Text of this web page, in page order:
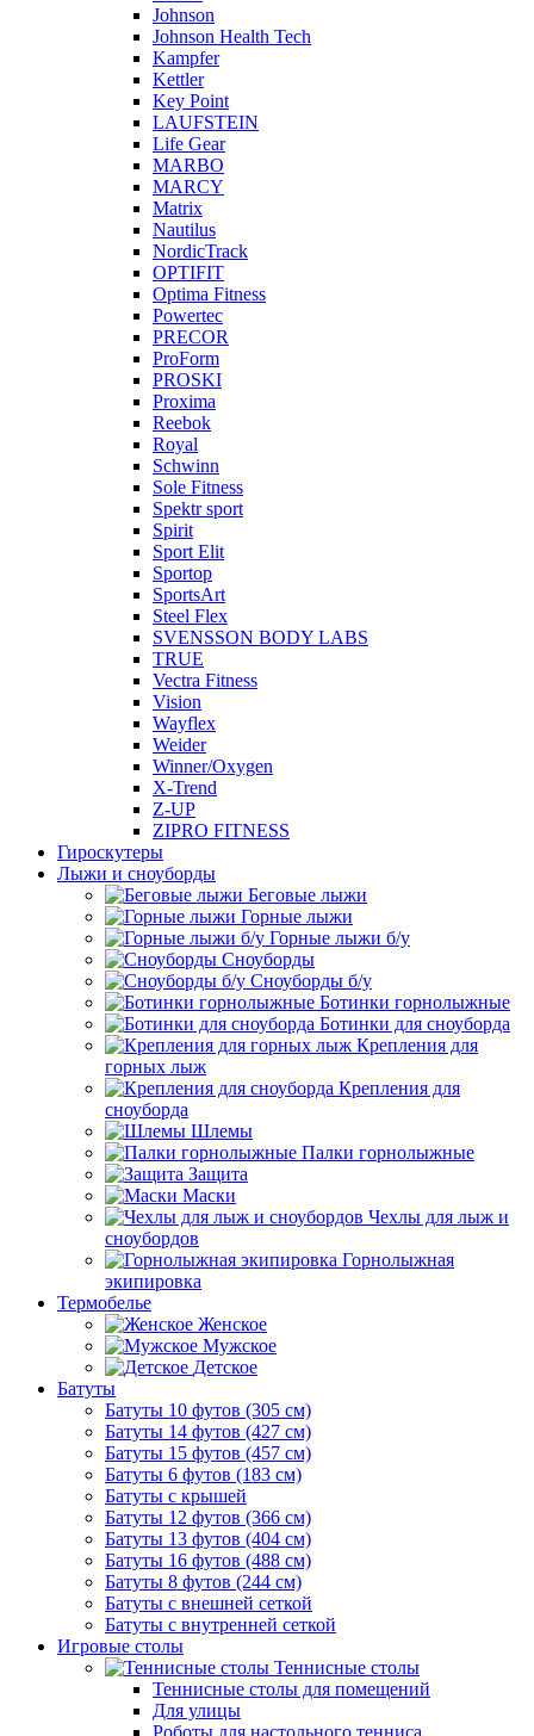
Johnson
Johnson Health Tech
Kampfer
Kettler
Key Point
LAUFSTEIN
Life Gear
MARBO
MARCY
Matrix
Nautilus
NordicTrack
OPTIFIT
Optima Fitness
Powertec
PRECOR
ProForm
PROSKI
Proxima
Reebok
Royal
Schwinn
Sole Fitness
Spektr sport
Spirit
Sport Elit
Sportop
SportsArt
Steel Flex
SVENSSON BODY LABS
TRUE
Vectra Fitness
Vision
Wayflex
Weider
Winner/Oxygen
X-Trend
Z-UP
ZIPRO FITNESS
Гироскутеры
Лыжи и сноуборды
Беговые лыжи
Горные лыжи
Горные лыжи б/у
Сноуборды
Сноуборды б/у
Ботинки горнолыжные
Ботинки для сноуборда
Крепления для
горных лыж
Крепления для
сноуборда
Шлемы
Палки горнолыжные
Защита
Маски
Чехлы для лыж и
сноубордов
Горнолыжная
экипировка
Термобелье
Женское
Мужское
Детское
Батуты
Батуты 10 футов (305 см)
Батуты 14 футов (427 см)
Батуты 15 футов (457 см)
Батуты 6 футов (183 см)
Батуты с крышей
Батуты 12 футов (366 см)
Батуты 13 футов (404 см)
Батуты 16 футов (488 см)
Батуты 8 футов (244 см)
Батуты с внешней сеткой
Батуты с внутренней сеткой
Игровые столы
Теннисные столы
Теннисные столы для помещений
Для улицы
Роботы для настольного тенниса